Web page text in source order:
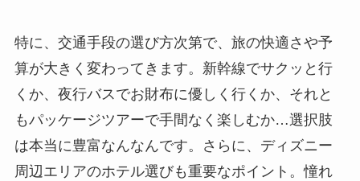
特に、交通手段の選び方次第で、旅の快適さや予
算が大きく変わってきます。新幹線でサクッと行
くか、夜行バスでお財布に優しく行くか、それと
もパッケージツアーで手間なく楽しむか…選択肢
は本当に豊富なんなんです。さらに、ディズニー
周辺エリアのホテル選びも重要なポイント。憧れ